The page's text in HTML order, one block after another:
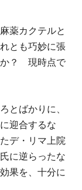
薬カクテルと
とも巧妙に張
か？ 現時点で
とばかりに、
迎合するな
デ・リマ上院
に逆らったな
果を、十分に